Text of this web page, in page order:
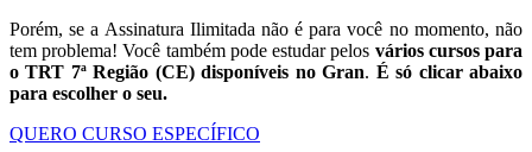
Porém, se a Assinatura Ilimitada não é para você no momento, não
tem problema! Você também pode estudar pelos vários cursos para
o TRT 7ª Região (CE) disponíveis no Gran. É só clicar abaixo
para escolher o seu.
QUERO CURSO ESPECÍFICO